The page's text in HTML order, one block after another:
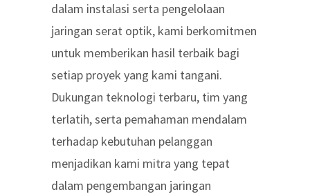
dalam instalasi serta pengelolaan
jaringan serat optik, kami berkomitmen
untuk memberikan hasil terbaik bagi
setiap proyek yang kami tangani.
Dukungan teknologi terbaru, tim yang
terlatih, serta pemahaman mendalam
terhadap kebutuhan pelanggan
menjadikan kami mitra yang tepat
dalam pengembangan jaringan